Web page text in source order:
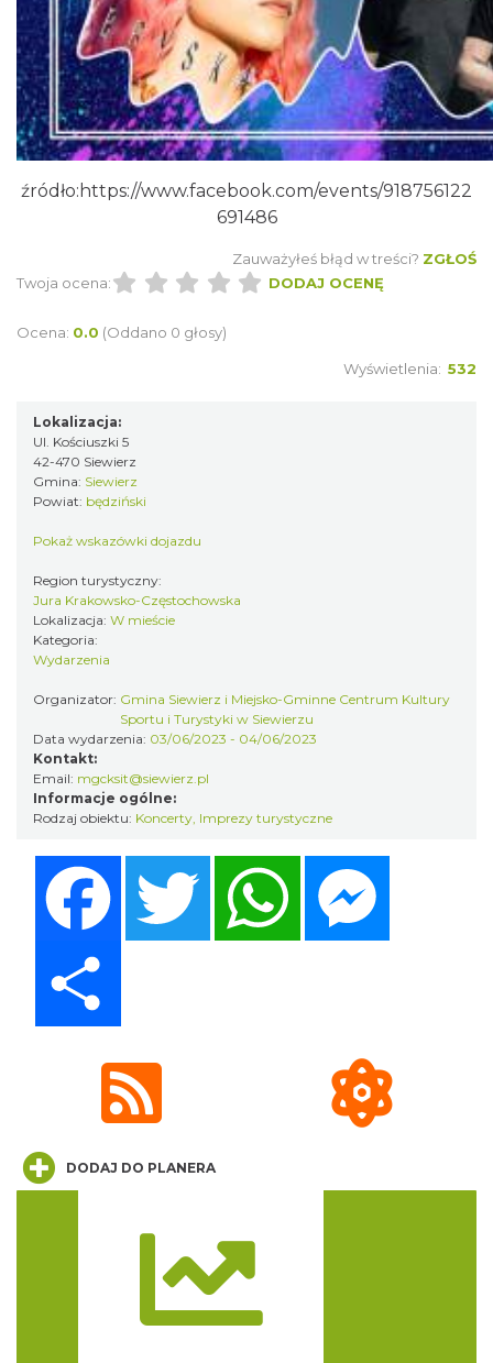
Zimna Połówka & Ćwiartka czyli Extremalny
Półmaraton oraz Ćwierćmaraton Jurajski
Niegowonice
2026-12-19
14.05 km
Festiwal Miłośników Koni i Muzyki "Z
15.64 km
Żarki-Letnisko
15.75 km
Żarki-Letnisko
2026-08-16
15.75 km
Kalendarium Wydarzeń Jurajskich 2026
2026-03-04
Dożynki Powiatowo-Gminne w Żarkach
źródło: https://www.facebook.com/events/918756122
691486
Zauważyłeś błąd w treści? ZGŁOŚ
Twoja ocena:
DODAJ OCENĘ
Ocena: 0.0 (Oddano 0 głosy)
Wyświetlenia: 532
Lokalizacja:
Ul. Kościuszki 5
42-470 Siewierz
Gmina: Siewierz
Powiat: będziński
Pokaż wskazówki dojazdu
Region turystyczny:
Jura Krakowsko-Częstochowska
Lokalizacja: W mieście
Kategoria:
Wydarzenia
Organizator: Gmina Siewierz i Miejsko-Gminne Centrum Kultury
Sportu i Turystyki w Siewierzu
Data wydarzenia: 03/06/2023 - 04/06/2023
Kontakt:
Email: mgcksit@siewierz.pl
Informacje ogólne:
Rodzaj obiektu: Koncerty Imprezy turystyczne
Twitter
DODAJ DO PLANERA